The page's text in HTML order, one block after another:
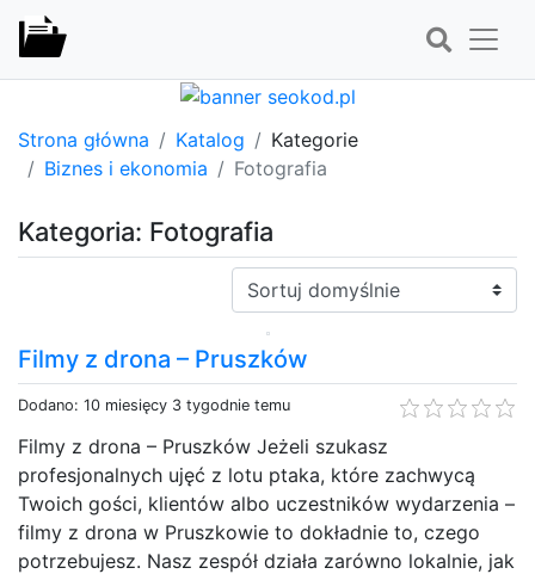
Strona główna Katalog
Kategorie
Biznes i ekonomia
Fotografia
Kategoria: Fotografia
Sortuj:
Filmy z drona – Pruszków
Dodano: 10 miesięcy 3 tygodnie temu
Filmy z drona – Pruszków Jeżeli szukasz
profesjonalnych ujęć z lotu ptaka, które zachwycą
Twoich gości, klientów albo uczestników wydarzenia –
filmy z drona w Pruszkowie to dokładnie to, czego
potrzebujesz. Nasz zespół działa zarówno lokalnie, jak